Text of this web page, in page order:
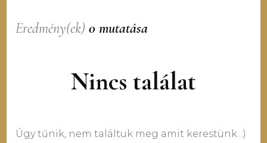
Eredmény(ek)0 mutatása
Nincs találat
Úgy tűnik, nem találtuk meg amit kerestünk. :)